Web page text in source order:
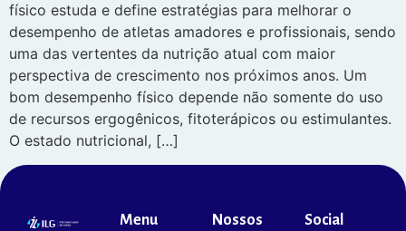
físico estuda e define estratégias para melhorar o
desempenho de atletas amadores e profissionais, sendo
uma das vertentes da nutrição atual com maior
perspectiva de crescimento nos próximos anos. Um
bom desempenho físico depende não somente do uso
de recursos ergogênicos, fitoterápicos ou estimulantes.
O estado nutricional, […]
Menu
Nossos
Social